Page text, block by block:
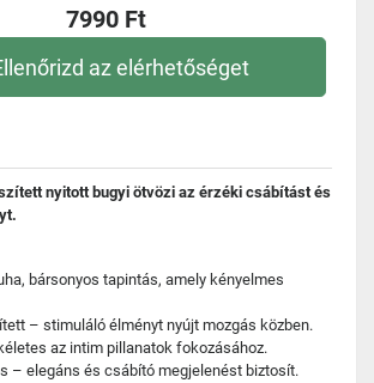
7990 Ft
az elérhetőséget
nyitott bugyi ötvözi az érzéki csábítást és
bársonyos tapintás, amely kényelmes
– stimuláló élményt nyújt mozgás közben.
az intim pillanatok fokozásához.
– elegáns és csábító megjelenést biztosít.